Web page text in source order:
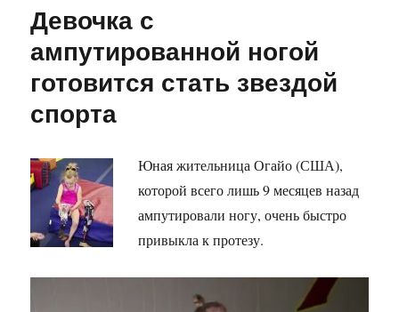
Девочка с
ампутированной ногой
готовится стать звездой
спорта
Юная жительница Огайо (США),
которой всего лишь 9 месяцев назад
ампутировали ногу, очень быстро
привыкла к протезу.